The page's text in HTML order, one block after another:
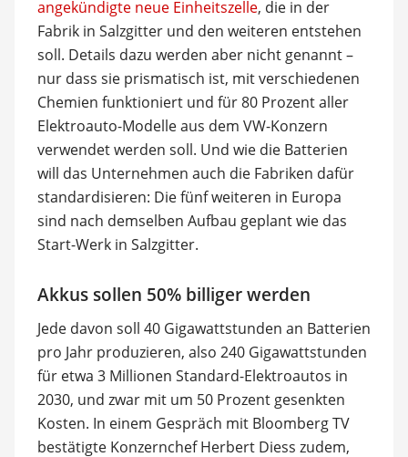
angekündigte neue Einheitszelle, die in der
Fabrik in Salzgitter und den weiteren entstehen
soll. Details dazu werden aber nicht genannt –
nur dass sie prismatisch ist, mit verschiedenen
Chemien funktioniert und für 80 Prozent aller
Elektroauto-Modelle aus dem VW-Konzern
verwendet werden soll. Und wie die Batterien
will das Unternehmen auch die Fabriken dafür
standardisieren: Die fünf weiteren in Europa
sind nach demselben Aufbau geplant wie das
Start-Werk in Salzgitter.
Akkus sollen 50% billiger werden
Jede davon soll 40 Gigawattstunden an Batterien
pro Jahr produzieren, also 240 Gigawattstunden
für etwa 3 Millionen Standard-Elektroautos in
2030, und zwar mit um 50 Prozent gesenkten
Kosten. In einem Gespräch mit Bloomberg TV
bestätigte Konzernchef Herbert Diess zudem,